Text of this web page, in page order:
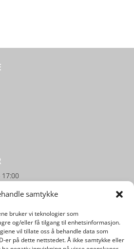
samtykke
bruker vi teknologier som
og/eller få tilgang til enhetsinformasjon.
vil tillate oss å behandle data som
er på dette nettstedet. Å ikke samtykke eller
17:00